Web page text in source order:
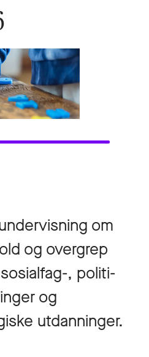
om
og overgrep
, politi-
og
utdanninger.